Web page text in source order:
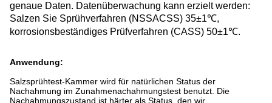
genaue Daten. Datenüberwachung kann erzielt werden:
Salzen Sie Sprühverfahren (NSSACSS) 35±1℃,
korrosionsbeständiges Prüfverfahren (CASS) 50±1℃.
Anwendung:
Salzsprühtest-Kammer wird für natürlichen Status der
Nachahmung im Zunahmenachahmungstest benutzt. Die
Nachahmungszustand ist härter als Status, den wir